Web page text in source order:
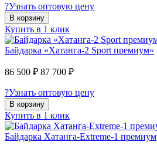
?Узнать оптовую цену
В корзину
Купить в 1 клик
Байдарка «Хатанга-2 Sport премиум»
86 500 ₽ 87 700 ₽
?Узнать оптовую цену
В корзину
Купить в 1 клик
Байдарка Хатанга-Extreme-1 премиум